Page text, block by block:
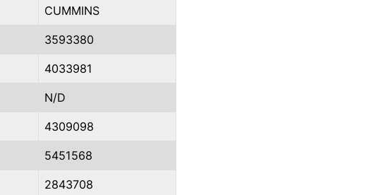
CUMMINS
3593380
4033981
N/D
4309098
5451568
2843708